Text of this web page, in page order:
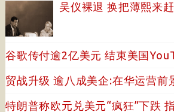
吴仪裸退 换把薄熙来
谷歌传付逾2亿美元 结束美国
贸战升级 逾八成美企:在华运营前
特朗普称欧元兑美元“疯狂”下跌